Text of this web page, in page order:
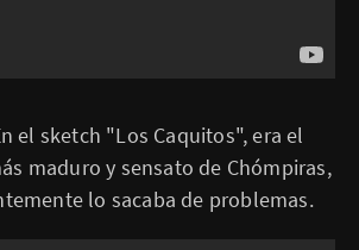
el sketch "Los Caquitos", era el
maduro y sensato de Chómpiras,
lo sacaba de problemas.